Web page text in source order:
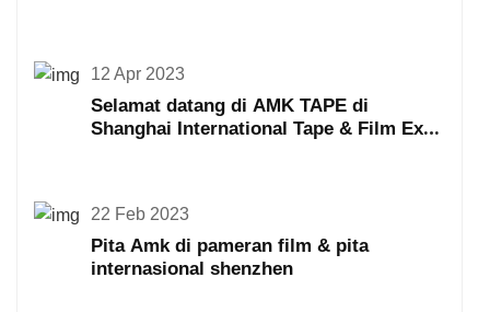
12 Apr 2023
Selamat datang di AMK TAPE di
Shanghai International Tape & Film Expo
22 Feb 2023
Pita Amk di pameran film & pita
internasional shenzhen